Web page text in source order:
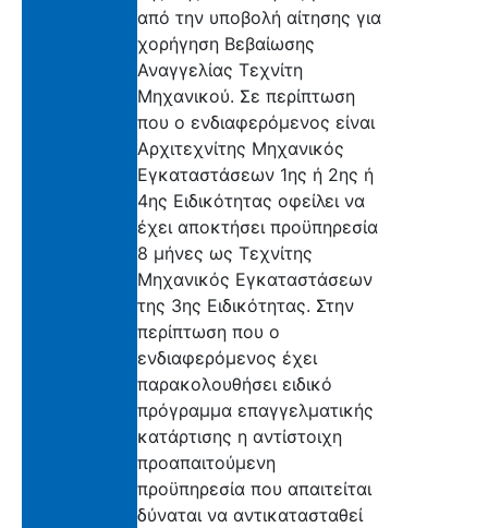
από την υποβολή αίτησης για
χορήγηση Βεβαίωσης
Αναγγελίας Τεχνίτη
Μηχανικού. Σε περίπτωση
που ο ενδιαφερόμενος είναι
Αρχιτεχνίτης Μηχανικός
Εγκαταστάσεων 1ης ή 2ης ή
4ης Ειδικότητας οφείλει να
έχει αποκτήσει προϋπηρεσία
8 μήνες ως Τεχνίτης
Μηχανικός Εγκαταστάσεων
της 3ης Ειδικότητας. Στην
περίπτωση που ο
ενδιαφερόμενος έχει
παρακολουθήσει ειδικό
πρόγραμμα επαγγελματικής
κατάρτισης η αντίστοιχη
προαπαιτούμενη
προϋπηρεσία που απαιτείται
δύναται να αντικατασταθεί